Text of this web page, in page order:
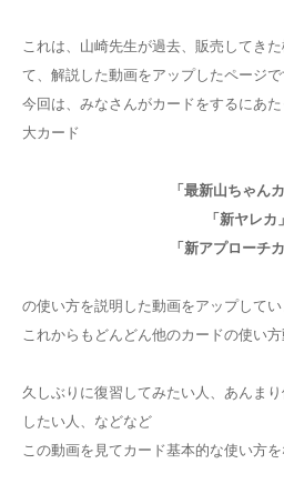
これは、山崎先生が過去、販売してき
て、解説した動画をアップしたページで
今回は、みなさんがカードをするにあ
大カード
「最新山ちゃん
「新ヤレカ」
「新アプローチ
の使い方を説明した動画をアップしてい
これからもどんどん他のカードの使い
久しぶりに復習してみたい人、あんま
したい人、などなど
この動画を見てカード基本的な使い方